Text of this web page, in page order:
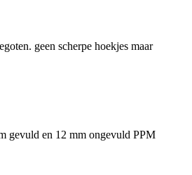
geen scherpe hoekjes maar
gevuld en 12 mm ongevuld PPM